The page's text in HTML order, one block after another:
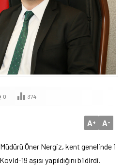
0 374
A+ A-
Öner Nergiz, kent genelinde 1
19 aşısı yapıldığını bildirdi.